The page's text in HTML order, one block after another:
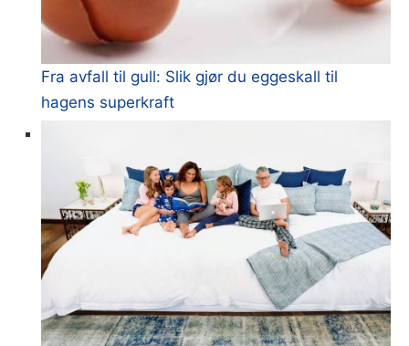
Fra avfall til gull: Slik gjør du eggeskall til
hagens superkraft